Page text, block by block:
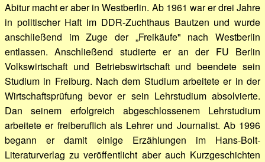
Abitur macht er aber in Westberlin. Ab 1961 war er drei Jahre
in politischer Haft im DDR-Zuchthaus Bautzen und wurde
anschließend im Zuge der „Freikäufe" nach Westberlin
entlassen. Anschließend studierte er an der FU Berlin
Volkswirtschaft und Betriebswirtschaft und beendete sein
Studium in Freiburg. Nach dem Studium arbeitete er in der
Wirtschaftsprüfung bevor er sein Lehrstudium absolvierte.
Dan seinem erfolgreich abgeschlossenem Lehrstudium
arbeitete er freiberuflich als Lehrer und Journalist. Ab 1996
begann er damit einige Erzählungen im Hans-Bolt-
Literaturverlag zu veröffentlicht aber auch Kurzgeschichten